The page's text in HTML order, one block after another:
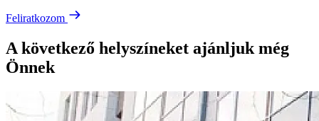
Feliratkozom
A következő helyszíneket ajánljuk még
Önnek